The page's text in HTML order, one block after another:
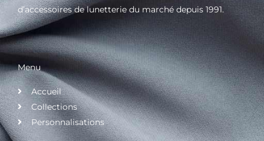
d’accessoires de lunetterie du marché depuis 1991.
Menu
Accueil
Collections
Personnalisations